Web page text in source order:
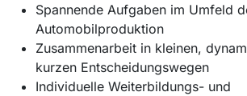
Spannende Aufgaben im Umfeld
Automobilproduktion
Zusammenarbeit in kleinen,
kurzen Entscheidungswegen
Individuelle Weiterbildungs- und